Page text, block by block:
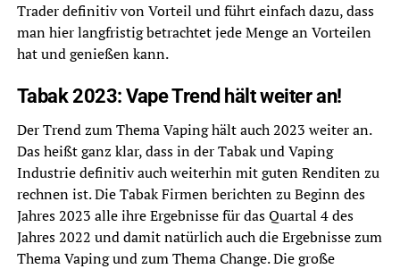
Trader definitiv von Vorteil und führt einfach dazu, dass
man hier langfristig betrachtet jede Menge an Vorteilen
hat und genießen kann.
Tabak 2023: Vape Trend hält weiter an!
Der Trend zum Thema Vaping hält auch 2023 weiter an.
Das heißt ganz klar, dass in der Tabak und Vaping
Industrie definitiv auch weiterhin mit guten Renditen zu
rechnen ist. Die Tabak Firmen berichten zu Beginn des
Jahres 2023 alle ihre Ergebnisse für das Quartal 4 des
Jahres 2022 und damit natürlich auch die Ergebnisse zum
Thema Vaping und zum Thema Change. Die große